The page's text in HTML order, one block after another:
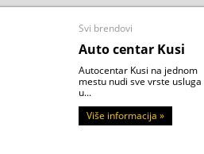
Svi brendovi
Auto centar Kusi
Autocentar Kusi na jednom
mestu nudi sve vrste usluga
u...
Više informacija »